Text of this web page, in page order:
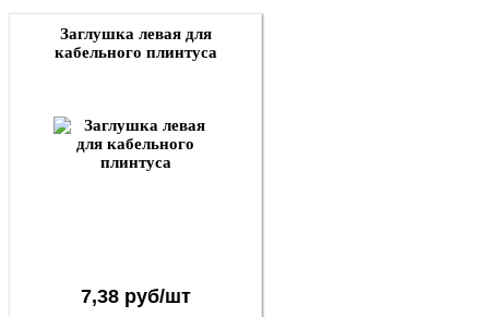
Заглушка левая для
кабельного плинтуса
7,38 руб/шт